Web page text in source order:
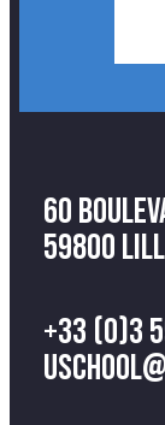
60
59800
+33 (0)3